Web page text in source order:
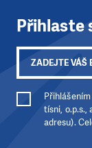
Přihlaste
tísni, o.p.s.,
adresu).